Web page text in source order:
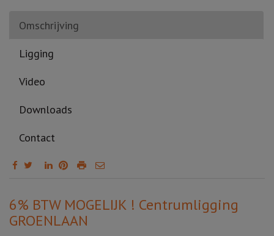
Omschrijving
Ligging
Video
Downloads
Contact
Omschrijving
6% BTW MOGELIJK ! Centrumligging
GROENLAAN